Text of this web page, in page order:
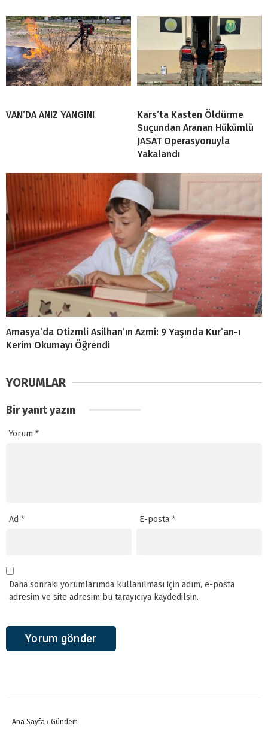
VAN’DA ANIZ YANGINI
Kars’ta Kasten Öldürme
Suçundan Aranan Hükümlü
JASAT Operasyonuyla
Yakalandı
Amasya’da Otizmli Asilhan’ın Azmi: 9 Yaşında Kur’an-ı
Kerim Okumayı Öğrendi
YORUMLAR
Bir yanıt yazın
Yorum *
Ad * E-posta*
Daha sonraki yorumlarımda kullanılması için adım, e-posta
adresim ve site adresim bu tarayıcıya kaydedilsin.
Ana Sayfa › Gündem